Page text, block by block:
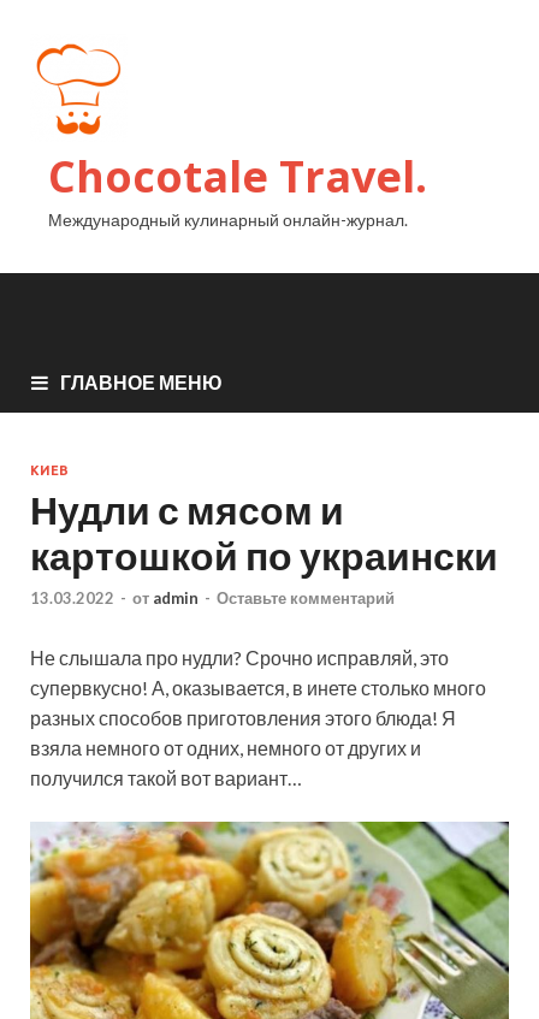
Chocotale Travel.
Международный кулинарный онлайн-журнал.
ГЛАВНОЕ МЕНЮ
КИЕВ
Нудли с мясом и
картошкой по украински
13.03.2022 - от admin - Оставьте комментарий
Не слышала про нудли? Срочно исправляй, это
супервкусно! А, оказывается, в инете столько много
разных способов приготовления этого блюда! Я
взяла немного от одних, немного от других и
получился такой вот вариант…